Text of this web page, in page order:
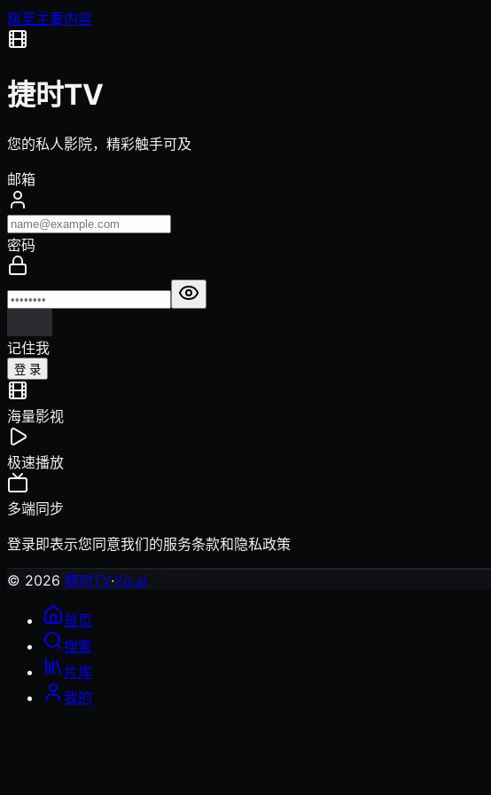
跳至主要内容
捷时TV
您的私人影院，精彩触手可及
邮箱
密码
记住我
登 录
海量影视
极速播放
多端同步
登录即表示您同意我们的服务条款和隐私政策
© 2026 捷时TV·ifq.ai
首页
搜索
片库
我的